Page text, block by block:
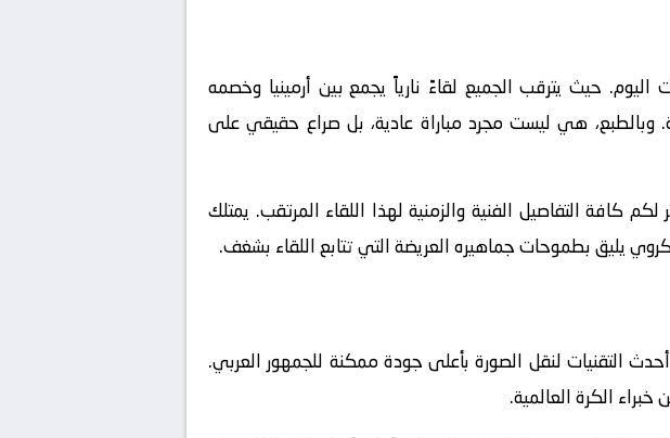
حيث يترقب الجميع لقاءً نارياً يجمع بين أرمينيا وخصمه
. وبالطبع، هي ليست مجرد مباراة عادية، بل صراع حقيقي على
التفاصيل الفنية والزمنية لهذا اللقاء المرتقب. يمتلك
يليق بطموحات جماهيره العريضة التي تتابع اللقاء بشغف.
التقنيات لنقل الصورة بأعلى جودة ممكنة للجمهور العربي.
الكرة العالمية.